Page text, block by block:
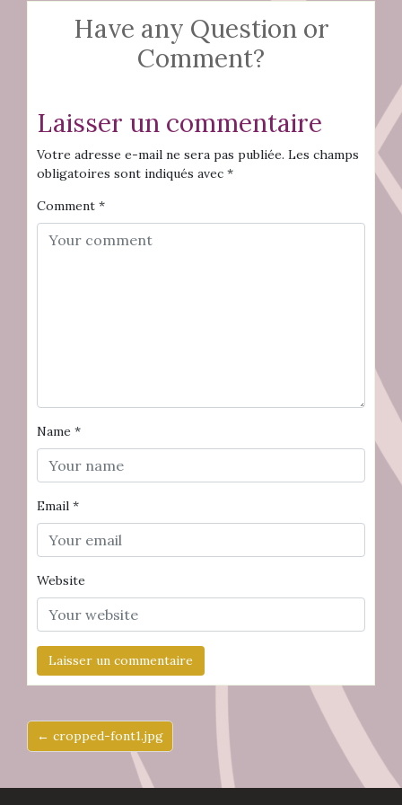
Have any Question or
Comment?
Laisser un commentaire
Votre adresse e-mail ne sera pas publiée. Les champs
obligatoires sont indiqués avec *
Comment *
Name *
Email *
Website
← cropped-font1.jpg